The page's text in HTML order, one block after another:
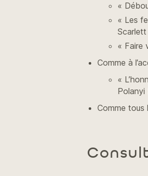
«
« Les
Scarlett
« Faire
Comme à
«
Polanyi
Comme tous